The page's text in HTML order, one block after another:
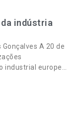
indústria
A 20 de
europeu